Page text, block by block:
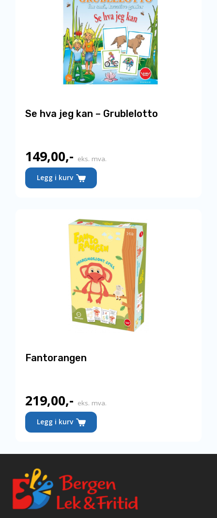
Se hva jeg kan – Grublelotto
149,00,- eks. mva.
Legg i kurv
Fantorangen
219,00,- eks. mva.
Legg i kurv